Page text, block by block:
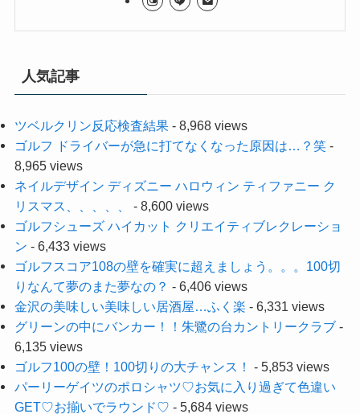
人気記事
ツベルクリン反応検査結果- 8,968 views
ゴルフ ドライバーが急に打てなくなった原因は…？笑-
8,965 views
ネイルデザイン ディズニー ハロウィン ティファニー ク
リスマス、、、、、
- 8,600 views
ゴルフシューズ ハイカット クリエイティブレクレーショ
ン - 6,433 views
ゴルフスコア108の壁を確実に超えましょう。。。100切
りなんて夢のまた夢なの？ - 6,406 views
金沢の美味しい美味しい居酒屋…ふく楽 - 6,331 views
グリーンの中にバンカー！！朱鷺の台カントリークラブ-
6,135 views
ゴルフ100の壁！100切りの大チャンス！
- 5,853 views
パーリーゲイツのポロシャツ♡お気に入り過ぎて色違い
GET♡お揃いでラウンド♡ - 5,684 views